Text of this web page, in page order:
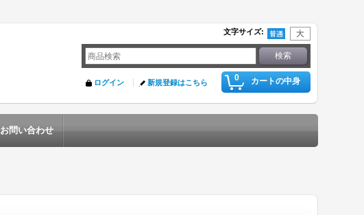
文字サイズ:
0 カートの中身
ログイン 新規登録はこちら
お問い合わせ